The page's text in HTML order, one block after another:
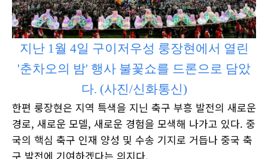
지난 1월 4일 구이저우성 룽장현에서 열린
'춘차오의 밤' 행사 불꽃쇼를 드론으로 담았
다. (사진/신화통신)
한편 룽장현은 지역 특색을 지닌 축구 부흥 발전의 새로운
경로, 새로운 모델, 새로운 경험을 모색해 나가고 있다. 중
국의 핵심 축구 인재 양성 및 수송 기지로 거듭나 중국 축
구 발전에 기여하겠다는 의지다.